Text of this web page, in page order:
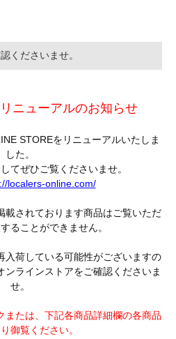
くださいませ。
ニューアルのお知らせ
STOREをリニューアルいたしま
した。
てぜひご覧くださいませ。
localers-online.com/
載されております商品はご覧いただ
ることができません。
入荷している可能性がございますの
ンラインストアをご確認くださいま
せ。
または、下記各商品詳細欄の各商品
御覧ください。